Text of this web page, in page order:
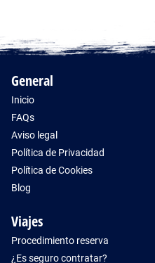
General
Inicio
FAQs
Aviso legal
Política de Privacidad
Política de Cookies
Blog
Viajes
Procedimiento reserva
¿Es seguro contratar?